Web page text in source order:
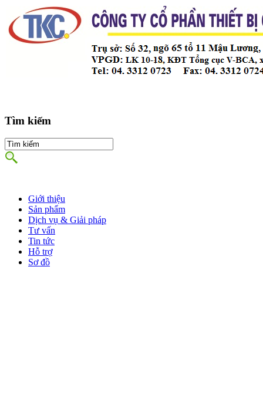
Tìm kiếm
Giới thiệu
Sản phẩm
Dịch vụ & Giải pháp
Tư vấn
Tin tức
Hỗ trợ
Sơ đồ